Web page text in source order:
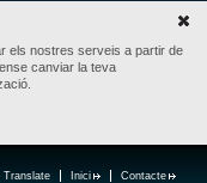
els nostres serveis a partir de
canviar la teva
Contacte
Inici
Translate